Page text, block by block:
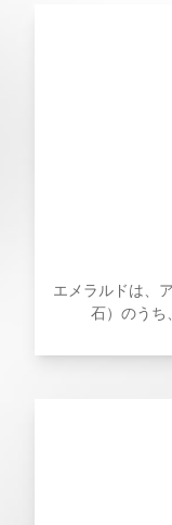
エメラルドは、
石）のうち